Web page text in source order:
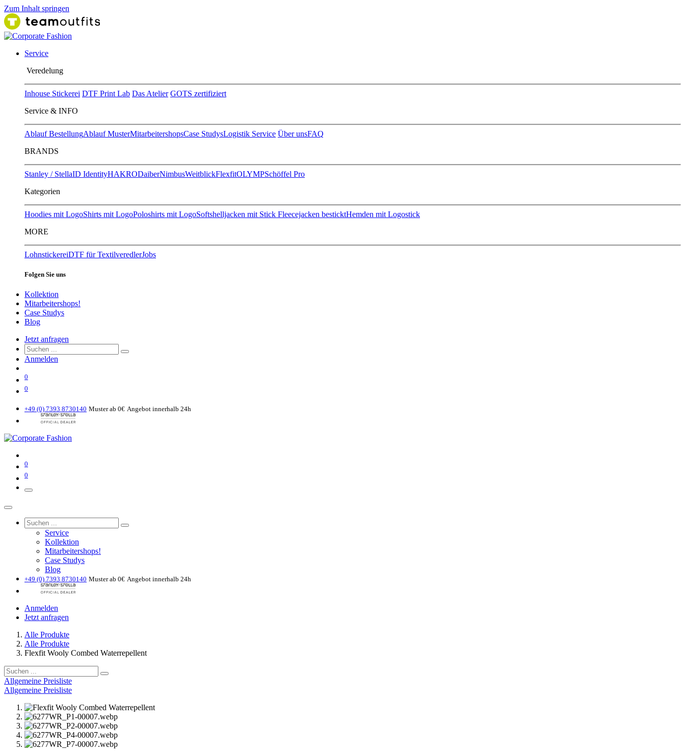
Zum Inhalt springen
Service
Ver​edelung
Inhouse Stickerei DTF Print Lab Das Atelier GOTS zertifiziert
Service & INFO
Ablauf BestellungAblauf MusterMitarbeitershopsCase StudysLogistik Service Über unsFAQ
BRANDS
Stanley / StellaID IdentityHAKRODaiberNimbusWeitblickFlexfitOLYMPSchöffel Pro
Kategorien
Hoodies mit LogoShirts mit LogoPoloshirts mit LogoSoftshelljacken mit Stick Fleecejacken besticktHemden mit Logostick
MORE
LohnstickereiDTF für TextilveredlerJobs
Folgen Sie uns
Kollektion
Mitarbeitershops!
Case Studys
Blog
Jetzt anfragen
Anmelden
0
0
+49 (0) 7393 8730140 Muster ab 0€ Angebot innerhalb 24h
0
0
Service
Kollektion
Mitarbeitershops!
Case Studys
Blog
+49 (0) 7393 8730140 Muster ab 0€ Angebot innerhalb 24h
Anmelden
Jetzt anfragen
Alle Produkte
Alle Produkte
Flexfit Wooly Combed Waterrepellent
Allgemeine Preisliste
Allgemeine Preisliste